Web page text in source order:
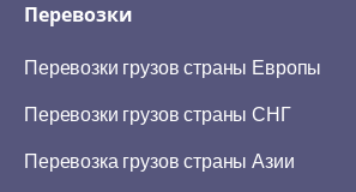
Перевозки
Перевозки грузов страны Европы
Перевозки грузов страны СНГ
Перевозка грузов страны Азии